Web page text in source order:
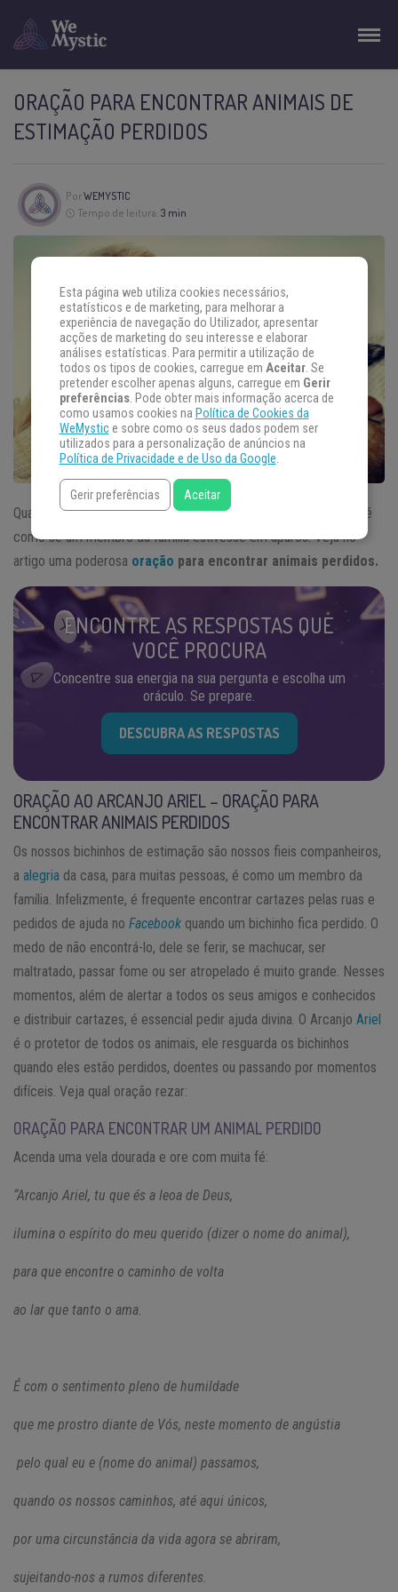
ORAÇÃO PARA ENCONTRAR ANIMAIS DE
ESTIMAÇÃO PERDIDOS
PorWEMYSTIC
Tempo de leitura: 3 min
Quando o nosso bichinho de estimação se perde, o sentimento é
como se um membro da família estivesse em apuros. Veja no
artigo uma poderosa oração para encontrar animais perdidos.
ENCONTRE AS RESPOSTAS QUE
VOCÊ PROCURA
Concentre sua energia na sua pergunta e escolha um
oráculo. Se prepare.
DESCUBRA AS RESPOSTAS
ORAÇÃO AO ARCANJO ARIEL – ORAÇÃO PARA
ENCONTRAR ANIMAIS PERDIDOS
Os nossos bichinhos de estimação são nossos fieis companheiros,
a alegria da casa, para muitas pessoas, é como um membro da
família. Infelizmente, é frequente encontrar cartazes pelas ruas e
pedidos de ajuda no Facebook quando um bichinho fica perdido. O
medo de não encontrá-lo, dele se ferir, se machucar, ser
maltratado, passar fome ou ser atropelado é muito grande. Nesses
momentos, além de alertar a todos os seus amigos e conhecidos
e distribuir cartazes, é essencial pedir ajuda divina. O Arcanjo Ariel
é o protetor de todos os animais, ele resguarda os bichinhos
quando eles estão perdidos, doentes ou passando por momentos
difíceis. Veja qual oração rezar:
ORAÇÃO PARA ENCONTRAR UM ANIMAL PERDIDO
Acenda uma vela dourada e ore com muita fé:
“Arcanjo Ariel, tu que és a leoa de Deus,
ilumina o espírito do meu querido (dizer o nome do animal),
para que encontre o caminho de volta
ao lar que tanto o ama.
É com o sentimento pleno de humildade
que me prostro diante de Vós, neste momento de angústia
pelo qual eu e (nome do animal) passamos,
quando os nossos caminhos, até aqui únicos,
por uma circunstância da vida agora se abriram,
sujeitando-nos a rumos diferentes.
Esta página web utiliza cookies necessários,
estatísticos e de marketing, para melhorar a
experiência de navegação do Utilizador, apresentar
acções de marketing do seu interesse e elaborar
análises estatísticas. Para permitir a utilização de
todos os tipos de cookies, carregue em Aceitar. Se
pretender escolher apenas alguns, carregue em Gerir
preferências. Pode obter mais informação acerca de
como usamos cookies na Política de Cookies da
WeMystice sobre como os seus dados podem ser
utilizados para a personalização de anúncios na
Política de Privacidade e de Uso da Google.
Gerir preferências Aceitar